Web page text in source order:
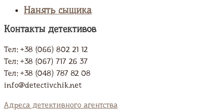
Нанять сыщика
Контакты детективов
Тел: +38 (066) 802 21 12
Тел: +38 (067) 717 26 37
Тел: +38 (048) 787 82 08
info@detectivchik.net
Адреса детективного агентства